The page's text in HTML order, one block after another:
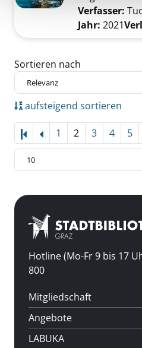
Verfasser:
Jahr: 2021
Zu den Suchfiltern springen
Sortieren nach
aufsteigend sortieren
1 2 3 4 5
Hotline (Mo-Fr 9 bis 17
800
Mitgliedschaft
Angebote
LABUKA